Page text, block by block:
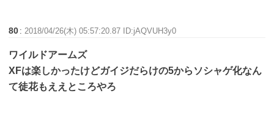
80 : 2018/04/26(木) 05:57:20.87 ID:jAQVUH3y0
ワイルドアームズ
XFは楽しかったけどガイジだらけの5からソシャゲ化なん
て徒花もええところやろ